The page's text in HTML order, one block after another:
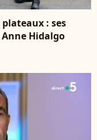
: ses
Hidalgo